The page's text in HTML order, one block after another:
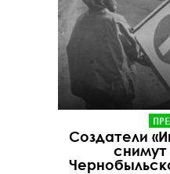
Создатели